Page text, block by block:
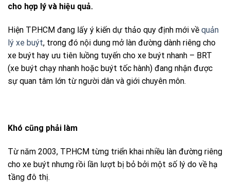
cho hợp lý và hiệu quả.
Hiện TP.HCM đang lấy ý kiến dự thảo quy định mới về quản
lý xe buýt, trong đó nội dung mở làn đường dành riêng cho
xe buýt hay ưu tiên luồng tuyến cho xe buýt nhanh – BRT
(xe buýt chạy nhanh hoặc buýt tốc hành) đang nhận được
sự quan tâm lớn từ người dân và giới chuyên môn.
Khó cũng phải làm
Từ năm 2003, TP.HCM từng triển khai nhiều làn đường riêng
cho xe buýt nhưng rồi lần lượt bị bỏ bởi một số lý do về hạ
tầng đô thị.